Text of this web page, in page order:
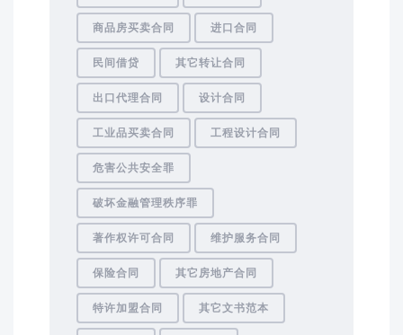
商品房买卖合同 进口合同
民间借贷 其它转让合同
出口代理合同 设计合同
工业品买卖合同 工程设计合同
危害公共安全罪
破坏金融管理秩序罪
著作权许可合同 维护服务合同
保险合同 其它房地产合同
特许加盟合同 其它文书范本